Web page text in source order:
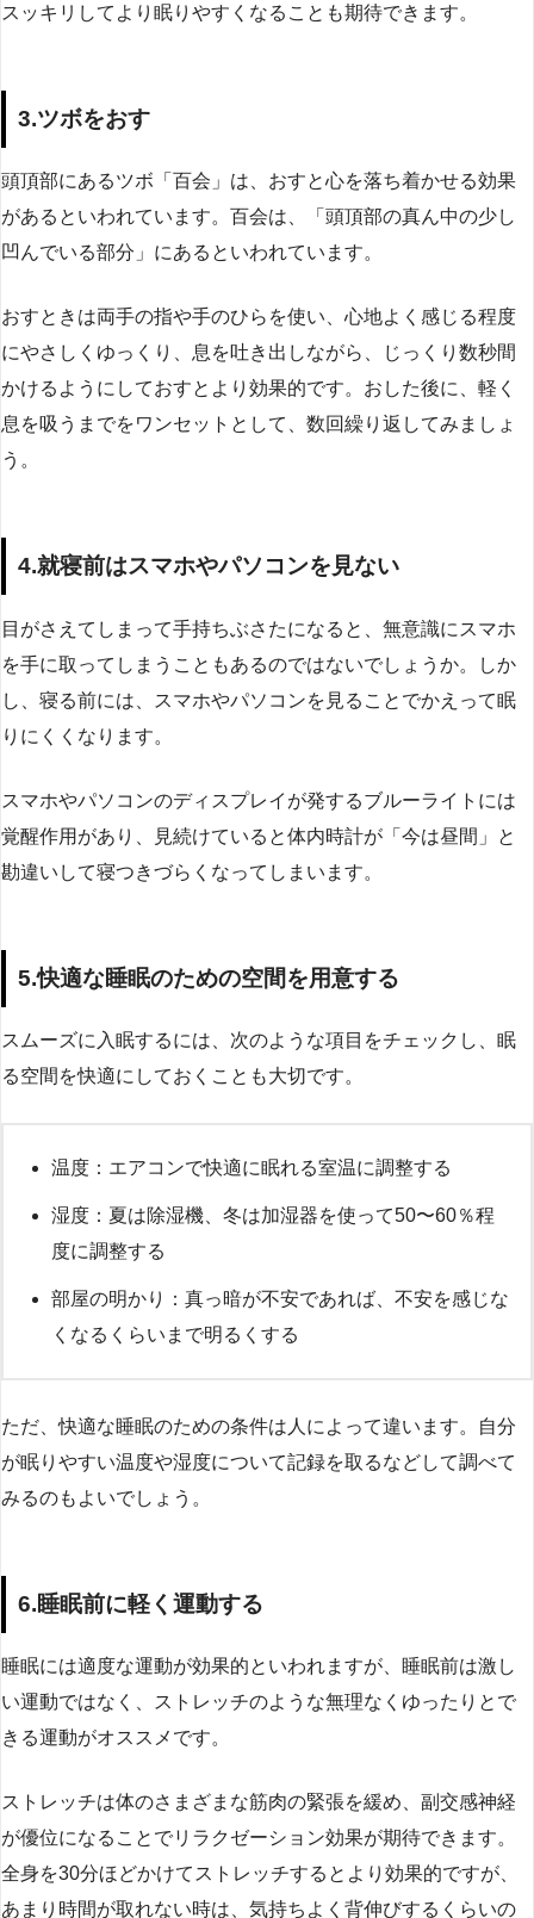
スッキリしてより眠りやすくなることも期待できます。
3.ツボをおす
頭頂部にあるツボ「百会」は、おすと心を落ち着かせる効果
があるといわれています。百会は、「頭頂部の真ん中の少し
凹んでいる部分」にあるといわれています。
おすときは両手の指や手のひらを使い、心地よく感じる程度
にやさしくゆっくり、息を吐き出しながら、じっくり数秒間
かけるようにしておすとより効果的です。おした後に、軽く
息を吸うまでをワンセットとして、数回繰り返してみましょ
う。
4.就寝前はスマホやパソコンを見ない
目がさえてしまって手持ちぶさたになると、無意識にスマホ
を手に取ってしまうこともあるのではないでしょうか。しか
し、寝る前には、スマホやパソコンを見ることでかえって眠
りにくくなります。
スマホやパソコンのディスプレイが発するブルーライトには
覚醒作用があり、見続けていると体内時計が「今は昼間」と
勘違いして寝つきづらくなってしまいます。
5.快適な睡眠のための空間を用意する
スムーズに入眠するには、次のような項目をチェックし、眠
る空間を快適にしておくことも大切です。
温度：エアコンで快適に眠れる室温に調整する
湿度：夏は除湿機、冬は加湿器を使って50〜60％程
度に調整する
部屋の明かり：真っ暗が不安であれば、不安を感じな
くなるくらいまで明るくする
ただ、快適な睡眠のための条件は人によって違います。自分
が眠りやすい温度や湿度について記録を取るなどして調べて
みるのもよいでしょう。
6.睡眠前に軽く運動する
睡眠には適度な運動が効果的といわれますが、睡眠前は激し
い運動ではなく、ストレッチのような無理なくゆったりとで
きる運動がオススメです。
ストレッチは体のさまざまな筋肉の緊張を緩め、副交感神経
が優位になることでリラクゼーション効果が期待できます。
全身を30分ほどかけてストレッチするとより効果的ですが、
あまり時間が取れない時は、気持ちよく背伸びするくらいの